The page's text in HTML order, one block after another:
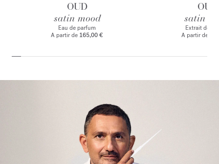
OUD
satin mood
Eau de parfum
A partir de 165,00 €
OUD
satin
Extrait de
A partir de